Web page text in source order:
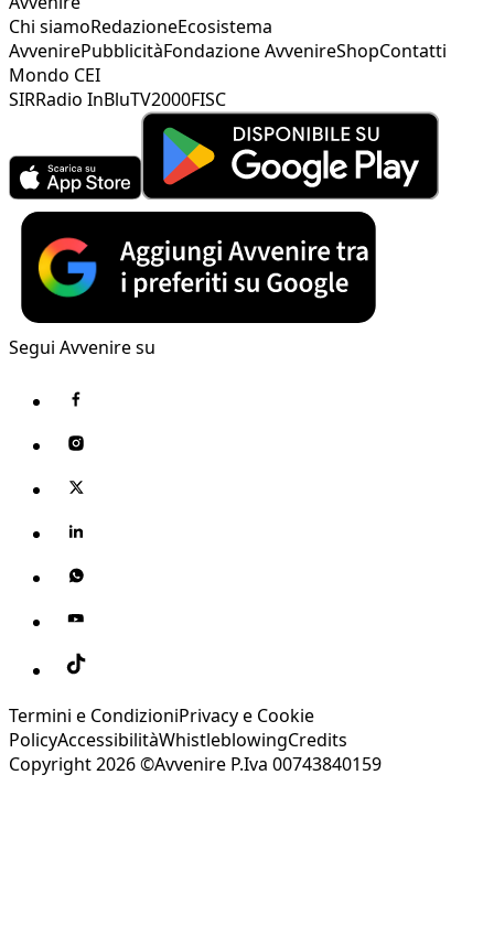
Chi siamoRedazioneEcosistema
AvvenirePubblicitàFondazione AvvenireShopContatti
Mondo CEI
SIRRadio InBluTV2000FISC
Segui Avvenire su
Termini e CondizioniPrivacy e Cookie
PolicyAccessibilitàWhistleblowingCredits
Copyright 2026 ©Avvenire P.Iva 00743840159